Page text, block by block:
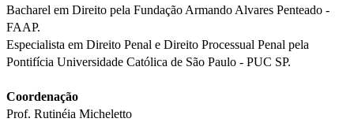
Bacharel em Direito pela Fundação Armando Alvares Penteado -
FAAP.
Especialista em Direito Penal e Direito Processual Penal pela
Pontifícia Universidade Católica de São Paulo - PUC SP.
Coordenação
Prof. Rutinéia Micheletto